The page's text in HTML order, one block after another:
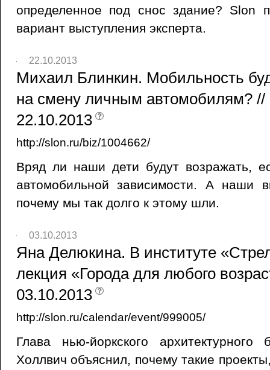
определенное под снос здание? Slon
вариант выступления эксперта.
22.10.2013
Михаил Блинкин. Мобильность
на смену личным автомобилям? //
22.10.2013
http://slon.ru/biz/1004662/
Вряд ли наши дети будут возражать,
автомобильной зависимости. А наши
почему мы так долго к этому шли.
03.10.2013
Яна Делюкина. В институте
лекция «Города для любого
03.10.2013
http://slon.ru/calendar/event/999005/
Глава нью-йоркского
Холлвич объяснил, почему такие